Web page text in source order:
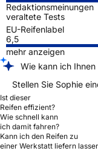
Redaktionsmeinungen
veraltete Tests
EU-Reifenlabel
6,5
mehr anzeigen
Wie kann ich Ihnen
Stellen Sie Sophie
Ist dieser
Reifen effizient?
Wie schnell kann
ich damit fahren?
Kann ich den Reifen zu
einer Werkstatt liefern